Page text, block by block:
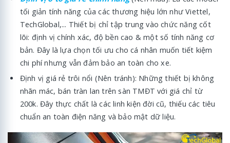
tối giản tính năng của các thương hiệu lớn như Viettel,
TechGlobal,... Thiết bị chỉ tập trung vào chức năng cốt
lõi: định vị chính xác, độ bền cao & một số tính năng cơ
bản. Đây là lựa chọn tối ưu cho cá nhân muốn tiết kiệm
chi phí nhưng vẫn đảm bảo an toàn cho xe.
Định vị giá rẻ trôi nổi (Nên tránh): Những thiết bị không
nhãn mác, bán tràn lan trên sàn TMĐT với giá chỉ từ
200k. Đây thực chất là các linh kiện đời cũ, thiếu các tiêu
chuẩn an toàn điện năng và bảo mật dữ liệu.